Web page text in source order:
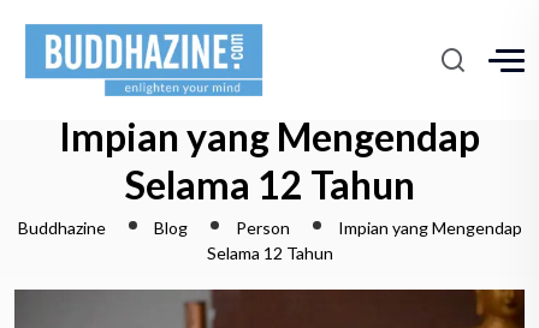
Impian yang Mengendap
Selama 12 Tahun
Buddhazine Blog Person
Impian yang Mengendap
Selama 12 Tahun